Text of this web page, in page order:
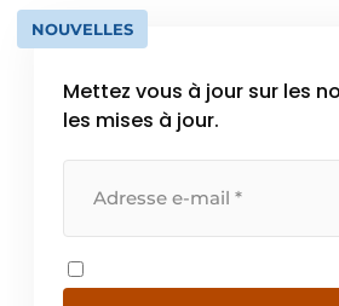
NOUVELLES
Mettez vous à jour sur les
les mises à jour.